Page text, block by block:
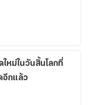
หม่ในวันสิ้นโลกที่
อีกแล้ว